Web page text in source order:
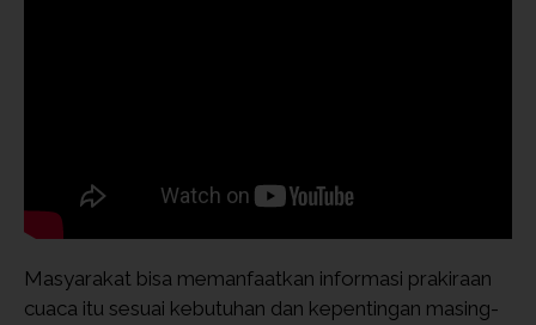
Masyarakat bisa memanfaatkan informasi prakiraan
cuaca itu sesuai kebutuhan dan kepentingan masing-